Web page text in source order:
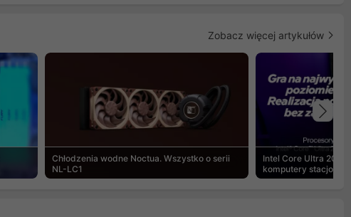
Zobacz więcej artykułów
Chłodzenia wodne Noctua. Wszystko o serii
NL-LC1
Intel Core Ultra 200S
komputery